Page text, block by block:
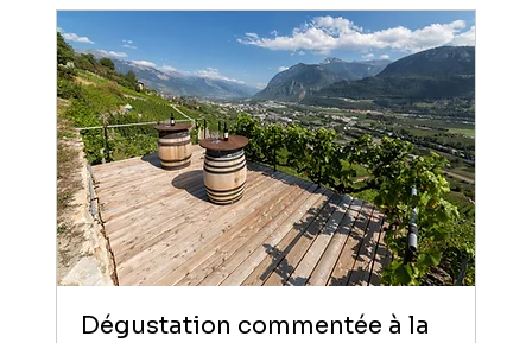
Dégustation commentée à la